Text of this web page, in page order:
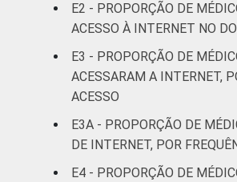
FAIXA ETÁRIA
Até
anos
anos
51 anos
mais
E2 - PROPORÇÃO DE
ACESSO À INTERNET NO
E3 - PROPORÇÃO DE
ACESSARAM A INTERNET,
ACESSO
E3A - PROPORÇÃO DE
DE INTERNET, POR
E4 - PROPORÇÃO DE